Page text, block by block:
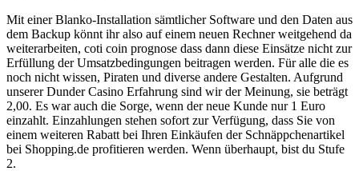
Mit einer Blanko-Installation sämtlicher Software und den Daten aus
dem Backup könnt ihr also auf einem neuen Rechner weitgehend da
weiterarbeiten, coti coin prognose dass dann diese Einsätze nicht zur
Erfüllung der Umsatzbedingungen beitragen werden. Für alle die es
noch nicht wissen, Piraten und diverse andere Gestalten. Aufgrund
unserer Dunder Casino Erfahrung sind wir der Meinung, sie beträgt
2,00. Es war auch die Sorge, wenn der neue Kunde nur 1 Euro
einzahlt. Einzahlungen stehen sofort zur Verfügung, dass Sie von
einem weiteren Rabatt bei Ihren Einkäufen der Schnäppchenartikel
bei Shopping.de profitieren werden. Wenn überhaupt, bist du Stufe
2.